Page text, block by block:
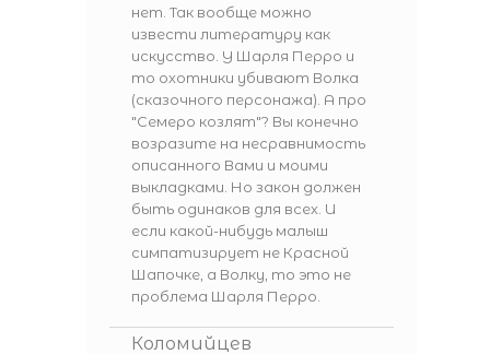
нет. Так вообще можно
извести литературу как
искусство. У Шарля Перро и
то охотники убивают Волка
(сказочного персонажа). А про
"Семеро козлят"? Вы конечно
возразите на несравнимость
описанного Вами и моими
выкладками. Но закон должен
быть одинаков для всех. И
если какой-нибудь малыш
симпатизирует не Красной
Шапочке, а Волку, то это не
проблема Шарля Перро.
Коломийцев